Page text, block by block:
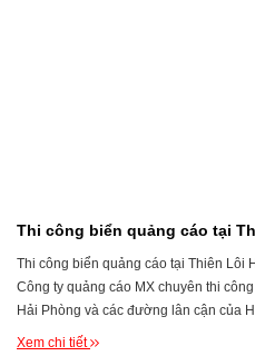
Thi công biển quảng cáo tại
Thi công biển quảng cáo tại Thiên Lôi
Công ty quảng cáo MX chuyên thi
Hải Phòng và các đường lân cận của
Xem chi tiết